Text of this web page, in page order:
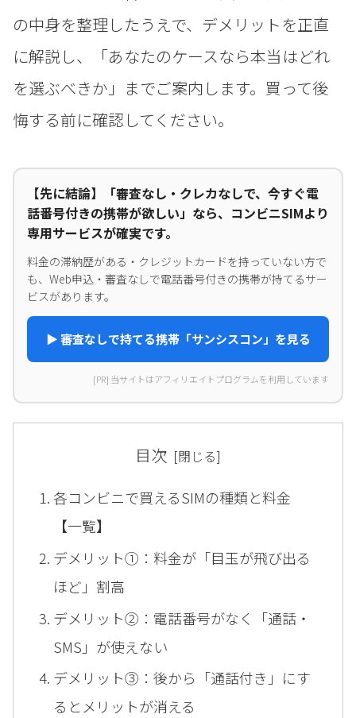
の中身を整理したうえで、デメリットを正直
に解説し、「あなたのケースなら本当はどれ
を選ぶべきか」までご案内します。買って後
悔する前に確認してください。
【先に結論】「審査なし・クレカなしで、今すぐ電
話番号付きの携帯が欲しい」なら、コンビニSIMより
専用サービスが確実です。
料金の滞納歴がある・クレジットカードを持っていない方で
も、Web申込・審査なしで電話番号付きの携帯が持てるサー
ビスがあります。
▶ 審査なしで持てる携帯「サンシスコン」を見る
[PR] 当サイトはアフィリエイトプログラムを利用しています
目次
各コンビニで買えるSIMの種類と料金
【一覧】
デメリット①：料金が「目玉が飛び出る
ほど」割高
デメリット②：電話番号がなく「通話・
SMS」が使えない
デメリット③：後から「通話付き」にす
るとメリットが消える